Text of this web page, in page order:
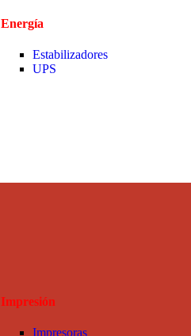
Energía
Estabilizadores
UPS
Impresión
Impresoras